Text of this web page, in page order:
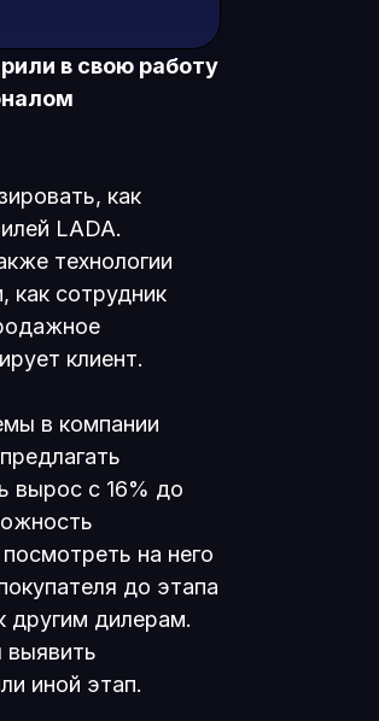
в свою работу
как
LADA.
технологии
как сотрудник
клиент.
в компании
вырос с 16% до
на него
до этапа
другим дилерам.
выявить
иной этап.